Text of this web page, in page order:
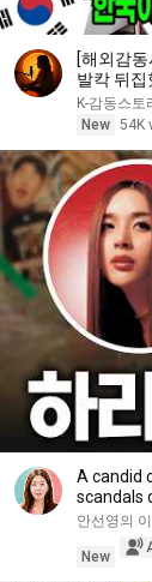
[해외감
발칵 뒤집
라장!
K-감동스토
New 54K
A candid
scandals
experie...
안선영의
New